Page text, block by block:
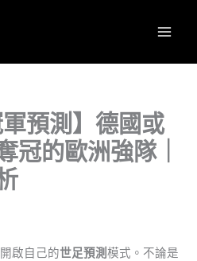
軍預測】德國或
冠的歐洲強隊｜
啟自己的世足預測模式。不論是